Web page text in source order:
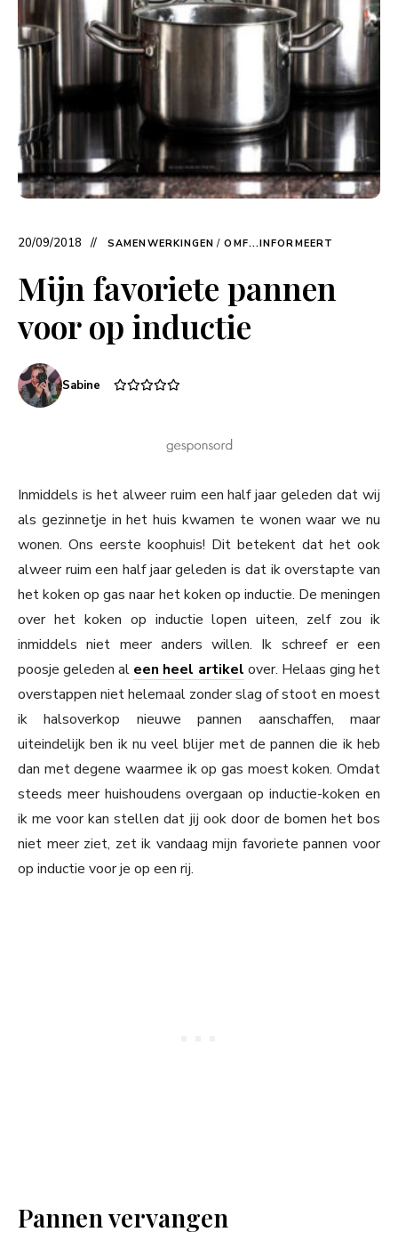
20/09/2018 SAMENWERKINGEN / OMF...INFORMEERT
Mijn favoriete pannen
voor op inductie
Sabine
Inmiddels is het alweer ruim een half jaar geleden dat wij
als gezinnetje in het huis kwamen te wonen waar we nu
wonen. Ons eerste koophuis! Dit betekent dat het ook
alweer ruim een half jaar geleden is dat ik overstapte van
het koken op gas naar het koken op inductie. De meningen
over het koken op inductie lopen uiteen, zelf zou ik
inmiddels niet meer anders willen. Ik schreef er een
poosje geleden al een heel artikel over. Helaas ging het
overstappen niet helemaal zonder slag of stoot en moest
ik halsoverkop nieuwe pannen aanschaffen, maar
uiteindelijk ben ik nu veel blijer met de pannen die ik heb
dan met degene waarmee ik op gas moest koken. Omdat
steeds meer huishoudens overgaan op inductie-koken en
ik me voor kan stellen dat jij ook door de bomen het bos
niet meer ziet, zet ik vandaag mijn favoriete pannen voor
op inductie voor je op een rij.
Pannen vervangen